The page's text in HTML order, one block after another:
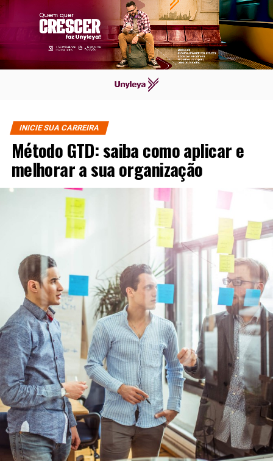
INICIE SUA CARREIRA
Método GTD: saiba como aplicar e
melhorar a sua organização